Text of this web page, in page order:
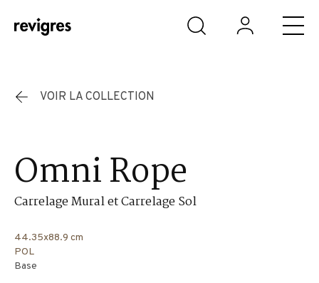
Aller au contenu principal
VOIR LA COLLECTION
Omni Rope
Carrelage Mural et Carrelage Sol
44.35x88.9 cm
POL
Base